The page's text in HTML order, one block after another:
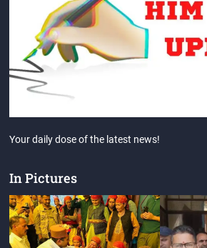
Your daily dose of the latest news!
In Pictures